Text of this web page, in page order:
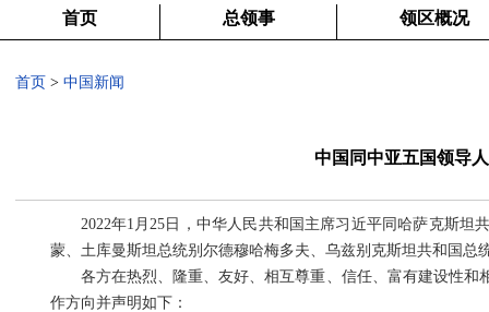
首页 总领事 领区概况
首页 > 中国新闻
中国同中亚五国领导
2022年1月25日，中华人民共和国主席习近平同哈萨克斯
蒙、土库曼斯坦总统别尔德穆哈梅多夫、乌兹别克斯坦共和国
各方在热烈、隆重、友好、相互尊重、信任、富有建设性
作方向并声明如下：